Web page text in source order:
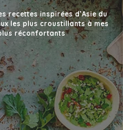
recettes inspirées d’Asie du
les plus croustillants à mes
réconfortants